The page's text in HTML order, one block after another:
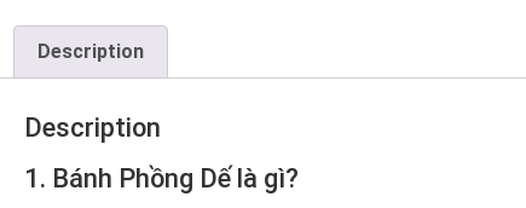
Description
Description
1. Bánh Phồng Dế là gì?